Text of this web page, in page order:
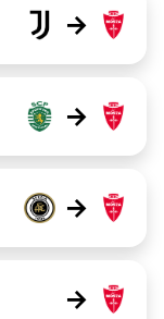
→
→
→
→